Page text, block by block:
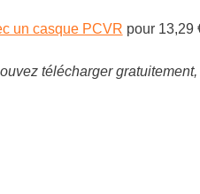
un casque PCVR pour 13,29
télécharger gratuitement,